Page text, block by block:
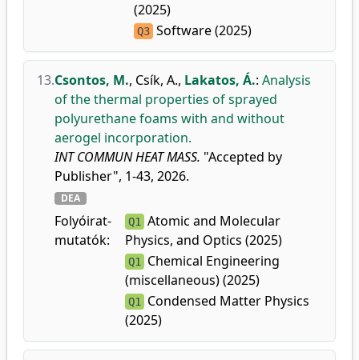
(2025)
Q3 Software (2025)
13.Csontos, M., Csík, A., Lakatos, Á.: Analysis
of the thermal properties of sprayed
polyurethane foams with and without
aerogel incorporation.
INT COMMUN HEAT MASS. "Accepted by
Publisher", 1-43, 2026.
DEA
Folyóirat-
mutatók:
Q1 Atomic and Molecular
Physics, and Optics (2025)
Q1 Chemical Engineering
(miscellaneous) (2025)
Q1 Condensed Matter Physics
(2025)